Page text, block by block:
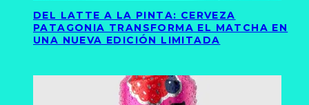
DEL LATTE A LA PINTA: CERVEZA
PATAGONIA TRANSFORMA EL MATCHA EN
UNA NUEVA EDICIÓN LIMITADA